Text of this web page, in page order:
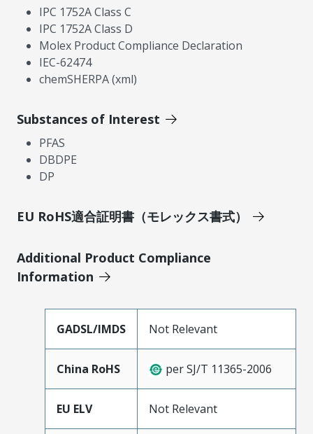
IPC 1752A Class C
IPC 1752A Class D
Molex Product Compliance Declaration
IEC-62474
chemSHERPA (xml)
Substances of Interest
PFAS
DBDPE
DP
EU RoHS適合証明書（モレックス書式）
Additional Product Compliance
Information
GADSL/IMDS Not Relevant
China RoHS per SJ/T 11365-2006
EU ELV Not Relevant